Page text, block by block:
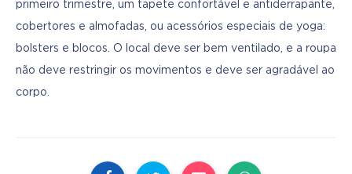
primeiro trimestre, um tapete confortável e antiderrapante,
cobertores e almofadas, ou acessórios especiais de yoga:
bolsters e blocos. O local deve ser bem ventilado, e a roupa
não deve restringir os movimentos e deve ser agradável ao
corpo.